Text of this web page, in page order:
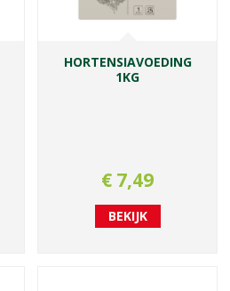
HORTENSIAVOEDING
1KG
€ 7,49
BEKIJK